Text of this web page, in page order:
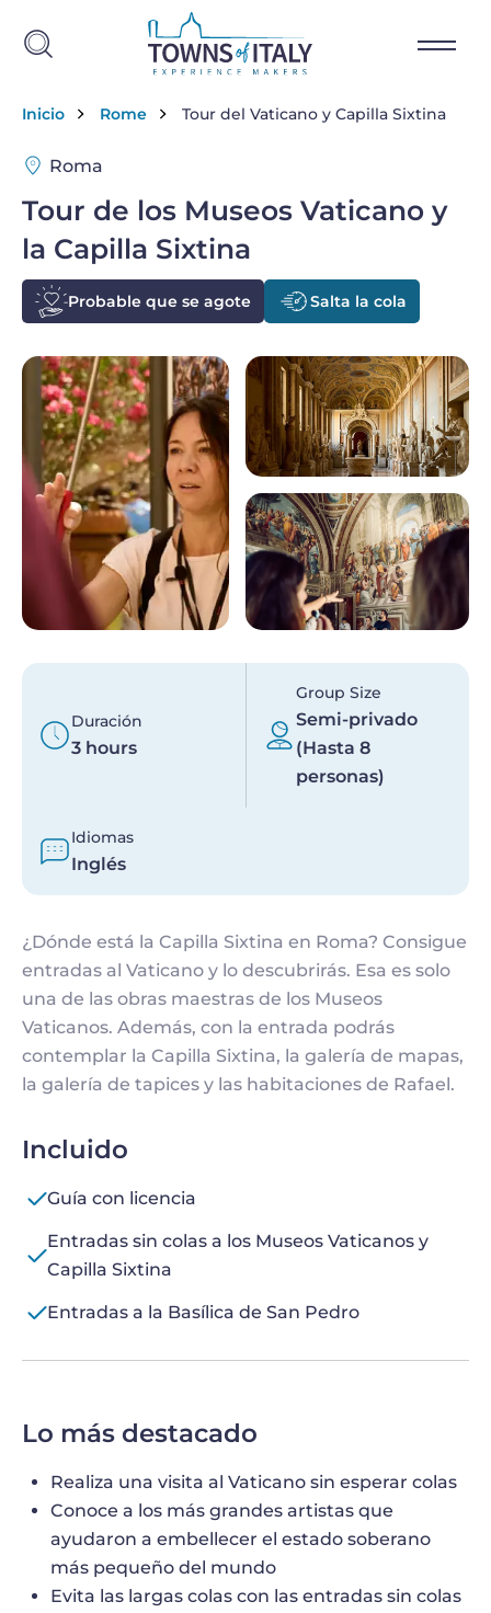
Breadcrumb
Inicio Rome Tour del Vaticano y Capilla Sixtina
Roma
Tour de los Museos Vaticano y
la Capilla Sixtina
Probable que se agote Salta la cola
Duración
3 hours
Group Size
Semi-privado
(Hasta 8
personas)
Idiomas
Inglés
¿Dónde está la Capilla Sixtina en Roma? Consigue
entradas al Vaticano y lo descubrirás. Esa es solo
una de las obras maestras de los Museos
Vaticanos. Además, con la entrada podrás
contemplar la Capilla Sixtina, la galería de mapas,
la galería de tapices y las habitaciones de Rafael.
Incluido
Guía con licencia
Entradas sin colas a los Museos Vaticanos y
Capilla Sixtina
Entradas a la Basílica de San Pedro
Lo más destacado
Realiza una visita al Vaticano sin esperar colas
Conoce a los más grandes artistas que
ayudaron a embellecer el estado soberano
más pequeño del mundo
Evita las largas colas con las entradas sin colas